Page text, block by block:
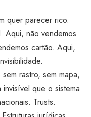
quer parecer rico.
Aqui, não vendemos
cartão. Aqui,
rastro, sem mapa,
que o sistema
Trusts.